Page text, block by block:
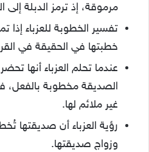
مرموقة، إذ ترمز الدبلة إلى
تفسير الخطوبة للعزباء
خطبتها في الحقيقة في
عندما تحلم العزباء أنها
الصديقة مخطوبة بالفعل،
غير ملائم لها.
رؤية العزباء أن صديقتها
وزواج صديقتها.